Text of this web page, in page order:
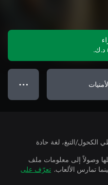
● ● ●
الكحول/التبغ، لغة حادة
وصولاً إلى معلومات ملف
تعرّف على